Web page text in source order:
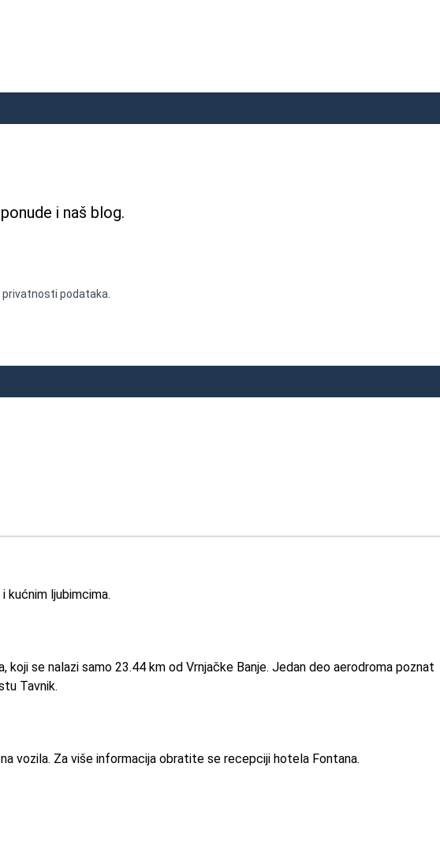
i naš blog.
podataka.
kućnim ljubimcima.
se nalazi samo 23.44 km od Vrnjačke Banje. Jedan deo aerodroma poznat
Tavnik.
vozila. Za više informacija obratite se recepciji hotela Fontana.